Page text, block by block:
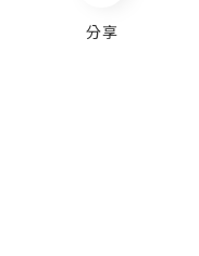
分享